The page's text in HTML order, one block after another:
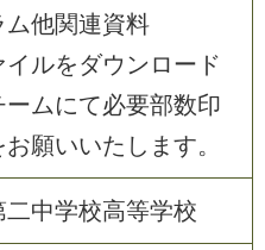
ム他関連資料
イ ルをダウ ンロー ド
ームにて必要部数印
お願いいた し ま す。
二中学校高等学校